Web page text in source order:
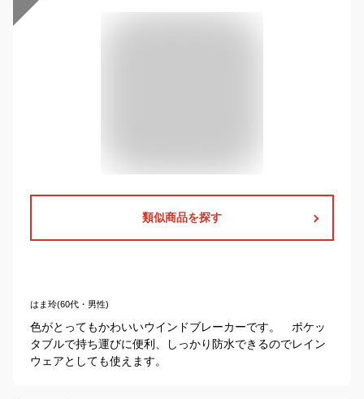
類似商品を探す
はま玲(60代・男性)
色がとってもかわいいウインドブレーカーです。 ポケッ
タブルで持ち運びに便利、しっかり防水できるのでレイン
ウェアとしても使えます。